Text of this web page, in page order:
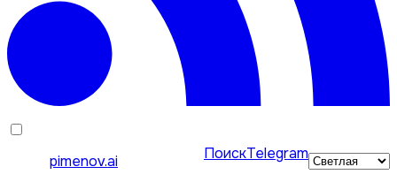
pimenov.ai ПоискTelegram